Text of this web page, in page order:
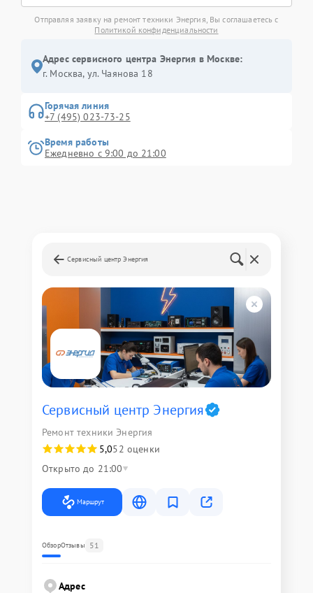
Отправляя заявку на ремонт техники Энергия, Вы соглашаетесь с
Политикой конфиденциальности
Адрес сервисного центра Энергия в Москве:
г. Москва, ул. Чаянова 18
Горячая линия
+7 (495) 023-73-25
Время работы
Ежедневно с 9:00 до 21:00
Сервисный центр Энергия
Сервисный центр Энергия
Ремонт техники Энергия
5,052 оценки
Открыто до 21:00
Маршрут
ОбзорОтзывы 51
Адрес